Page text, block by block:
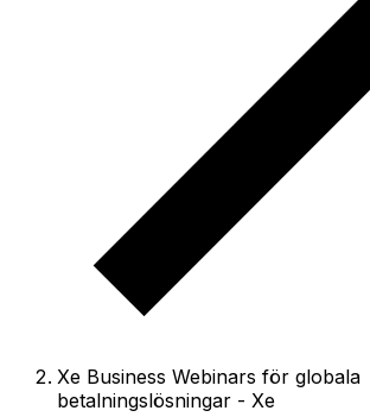
Xe Business Webinars för globala
betalningslösningar - Xe